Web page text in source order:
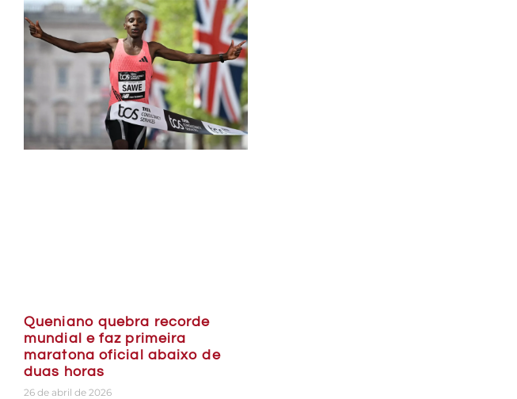
Queniano quebra recorde
mundial e faz primeira
maratona oficial abaixo de
duas horas
26 de abril de 2026